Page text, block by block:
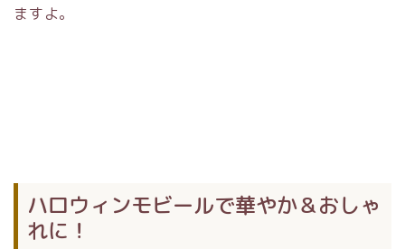
ますよ。
ハロウィンモビールで華やか＆おしゃ
れに！